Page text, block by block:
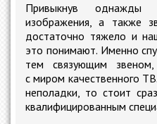
Привыкнув однажды
изображения, а также
достаточно тяжело и
это понимают. Именно
тем связующим
с миром качественного
неполадки, то стоит
квалифицированным